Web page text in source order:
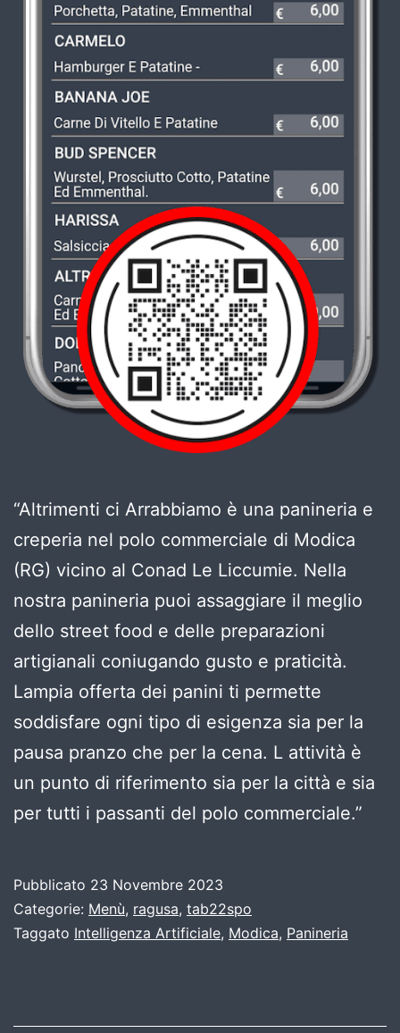
“Altrimenti ci Arrabbiamo è una panineria e
creperia nel polo commerciale di Modica
(RG) vicino al Conad Le Liccumie. Nella
nostra panineria puoi assaggiare il meglio
dello street food e delle preparazioni
artigianali coniugando gusto e praticità.
Lampia offerta dei panini ti permette
soddisfare ogni tipo di esigenza sia per la
pausa pranzo che per la cena. L attività è
un punto di riferimento sia per la città e sia
per tutti i passanti del polo commerciale.”
Pubblicato 23 Novembre 2023
Categorie: Menù, ragusa, tab22spo
Taggato Intelligenza Artificiale, Modica, Panineria